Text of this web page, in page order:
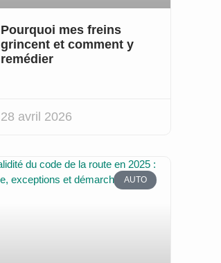
Pourquoi mes freins
grincent et comment y
remédier
28 avril 2026
AUTO